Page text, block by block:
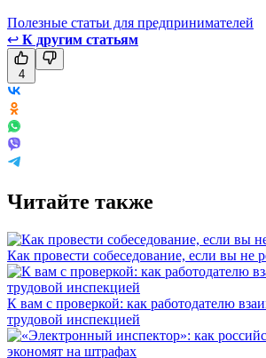
Полезные статьи для предпринимателей
↩ К другим статьям
4
Читайте также
Как провести собеседование, если вы не
К вам с проверкой: как работодателю
трудовой инспекцией